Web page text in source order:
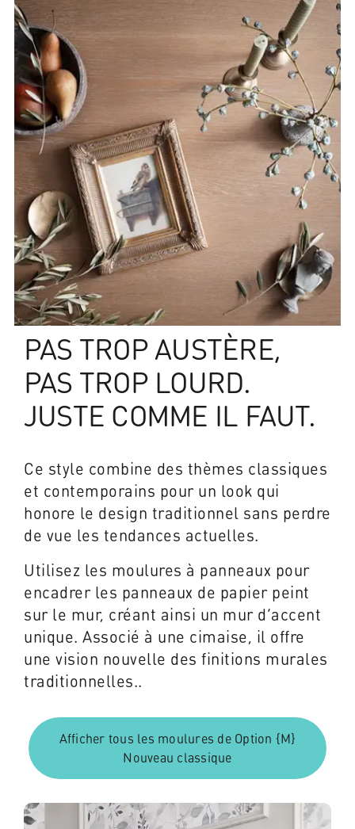
PAS TROP AUSTÈRE,
PAS TROP LOURD.
JUSTE COMME IL FAUT.
Ce style combine des thèmes classiques
et contemporains pour un look qui
honore le design traditionnel sans perdre
de vue les tendances actuelles.
Utilisez les moulures à panneaux pour
encadrer les panneaux de papier peint
sur le mur, créant ainsi un mur d’accent
unique. Associé à une cimaise, il offre
une vision nouvelle des finitions murales
traditionnelles..
Afficher tous les moulures de Option {M}
Nouveau classique